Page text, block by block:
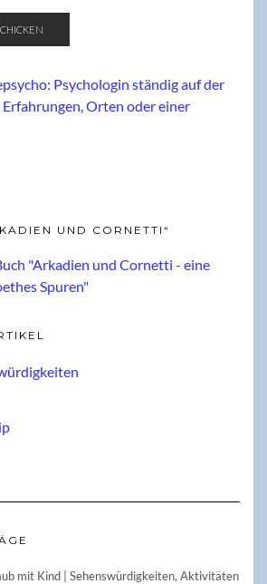
UND CORNETTI“
mit Kind | Sehenswürdigkeiten, Aktivitäten